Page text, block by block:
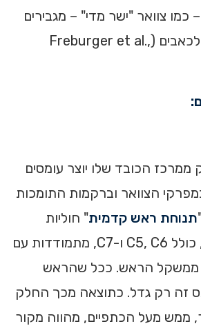
– כמו צוואר "ישר מדי" – מגבירים
סיכון לניוון מוקדם ולכאבים (Freburger et al.,
הכובד שלו יוצר עומסים
הצוואר וברקמות התומכות
תנוחת ראש קדמית" חוליות
הצוואר התחתונות, כולל C5, C6 ו-C7, מתמודדות עם
ממשקל הראש. ככל שהראש
זה רק גדל. כתוצאה מכך החלק
ממש מעל הכתפיים, מהווה מקור